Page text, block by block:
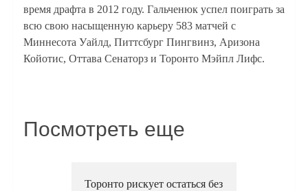
время драфта в 2012 году. Гальченюк успел поиграть за
всю свою насыщенную карьеру 583 матчей с
Миннесота Уайлд, Питтсбург Пингвинз, Аризона
Койотис, Оттава Сенаторз и Торонто Мэйпл Лифс.
Посмотреть еще
Торонто рискует остаться без